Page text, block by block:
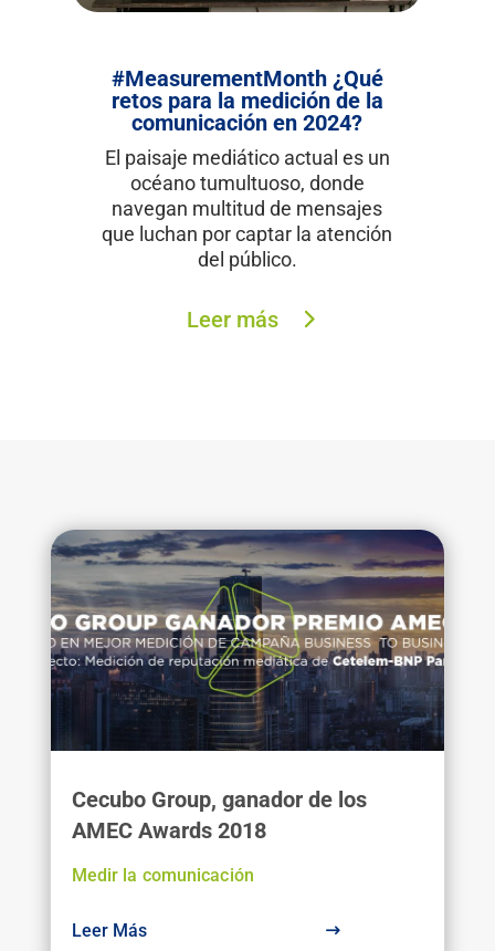
#MeasurementMonth ¿Qué
retos para la medición de la
comunicación en 2024?
El paisaje mediático actual es un
océano tumultuoso, donde
navegan multitud de mensajes
que luchan por captar la atención
del público.
Leer más
Cecubo Group, ganador de los
AMEC Awards 2018
Medir la comunicación
Leer Más